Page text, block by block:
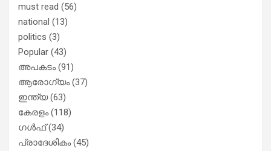
must read (56)
national (13)
politics (3)
Popular (43)
അപകടം(91)
ആരോഗ്യം(37)
ഇന്ത്യ(63)
കേരളം(118)
ഗൾഫ്(34)
പ്രാദേശികം(45)